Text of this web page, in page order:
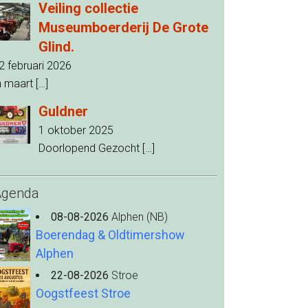
Veiling collectie
Museumboerderij De Grote
Glind.
februari 2026
maart […]
Guldner
1 oktober 2025
Doorlopend Gezocht […]
08-08-2026 Alphen (NB)
Boerendag & Oldtimershow
Alphen
22-08-2026 Stroe
Oogstfeest Stroe